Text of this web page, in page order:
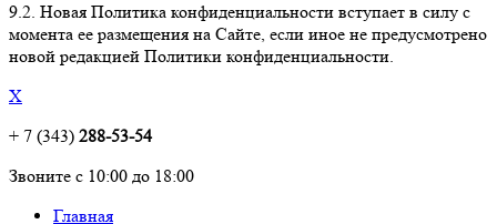
9.2. Новая Политика конфиденциальности вступает в силу с
момента ее размещения на Сайте, если иное не предусмотрено
новой редакцией Политики конфиденциальности.
X
+ 7 (343) 288-53-54
Звоните с 10:00 до 18:00
Главная